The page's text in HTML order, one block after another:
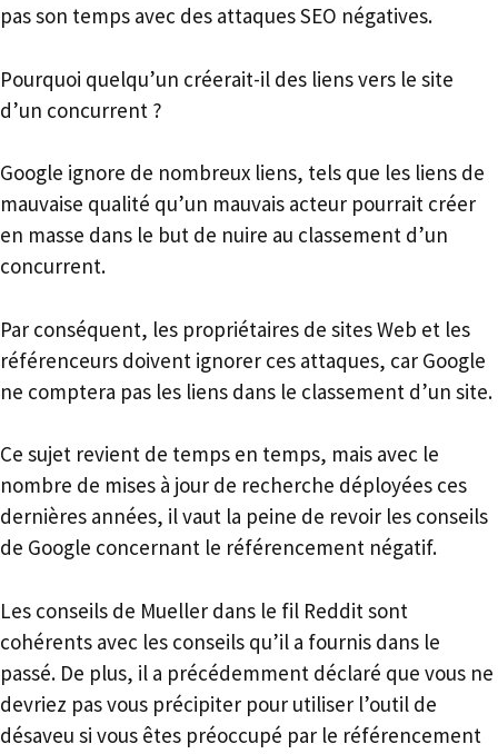
pas son temps avec des attaques SEO négatives.
Pourquoi quelqu’un créerait-il des liens vers le site
d’un concurrent ?
Google ignore de nombreux liens, tels que les liens de
mauvaise qualité qu’un mauvais acteur pourrait créer
en masse dans le but de nuire au classement d’un
concurrent.
Par conséquent, les propriétaires de sites Web et les
référenceurs doivent ignorer ces attaques, car Google
ne comptera pas les liens dans le classement d’un site.
Ce sujet revient de temps en temps, mais avec le
nombre de mises à jour de recherche déployées ces
dernières années, il vaut la peine de revoir les conseils
de Google concernant le référencement négatif.
Les conseils de Mueller dans le fil Reddit sont
cohérents avec les conseils qu’il a fournis dans le
passé. De plus, il a précédemment déclaré que vous ne
devriez pas vous précipiter pour utiliser l’outil de
désaveu si vous êtes préoccupé par le référencement